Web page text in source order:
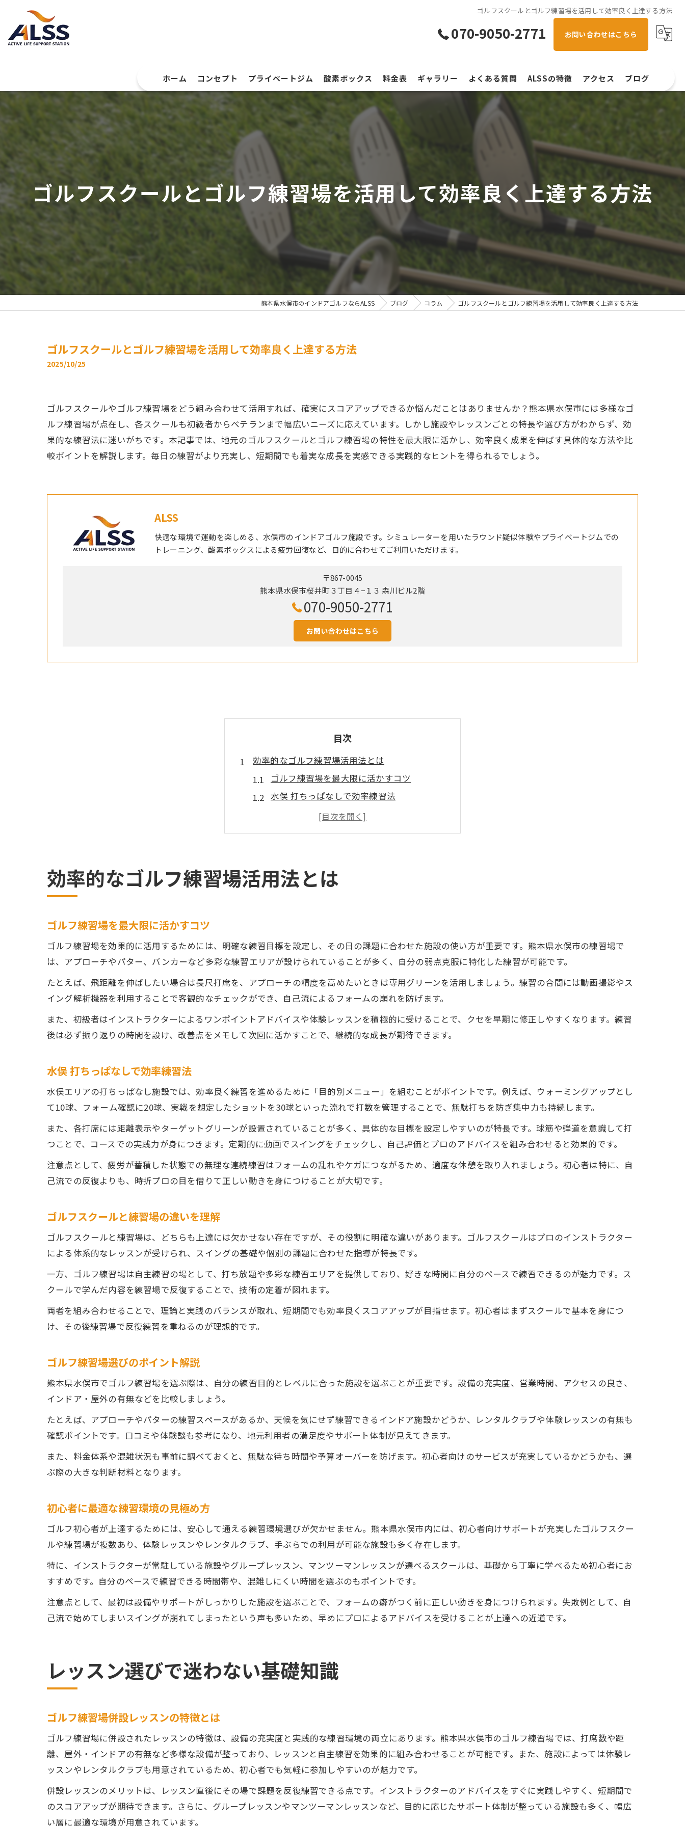
ゴルフスクールとゴルフ練習場を活用して効率良く上達する方法
070-9050-2771 お問い合わせはこちら
ホーム コンセプト プライベートジム 酸素ボックス 料金表 ギャラリー よくある質問 ALSSの特徴
スイング解析
手ぶら
アクセス ブログ
ゴルフスクールとゴルフ練習場を活用して効率良く上達する方法
熊本県水俣市のインドアゴルフならALSS ブログ コラム ゴルフスクールとゴルフ練習場を活用して効率良く上達する方法
ゴルフスクールとゴルフ練習場を活用して効率良く上達する方法
2025/10/25
ゴルフスクールやゴルフ練習場をどう組み合わせて活用すれば、確実にスコアアップできるか悩んだことはありませんか？熊本県水俣市には多様なゴ
ルフ練習場が点在し、各スクールも初級者からベテランまで幅広いニーズに応えています。しかし施設やレッスンごとの特長や選び方がわからず、効
果的な練習法に迷いがちです。本記事では、地元のゴルフスクールとゴルフ練習場の特性を最大限に活かし、効率良く成果を伸ばす具体的な方法や比
較ポイントを解説します。毎日の練習がより充実し、短期間でも着実な成長を実感できる実践的なヒントを得られるでしょう。
ALSS
快適な環境で運動を楽しめる、水俣市のインドアゴルフ施設です。シミュレーターを用いたラウンド疑似体験やプライベートジムでの
トレーニング、酸素ボックスによる疲労回復など、目的に合わせてご利用いただけます。
〒867-0045
熊本県水俣市桜井町３丁目４−１３ 森川ビル2階
070-9050-2771
お問い合わせはこちら
目次
効率的なゴルフ練習場活用法とは
ゴルフ練習場を最大限に活かすコツ
水俣 打ちっぱなしで効率練習法
ゴルフスクールと練習場の違いを理解
ゴルフ練習場選びのポイント解説
レッスン選びで迷わない基礎知識
ゴルフ練習場併設レッスンの特徴とは
実践的なゴルフ練習場の活用法を解説
屋外ゴルフ練習場のメリットと注意点
ゴルフ練習場の設備と利便性の違い
ゴルフ練習場で実践する上達ステップ
水俣 ゴルフレッスン活用術を紹介
定期的な練習が成果を生む理由とは
プロの指導で伸びる練習場活用法
初心者が押さえておきたい練習の極意
水俣 打ちっぱなし練習の流れ解説
ゴルフスクール利用時の注意点とは
正しいフォーム習得が上達の近道に
地元で手軽に始めるゴルフライフの魅力
ゴルフ練習場で始める趣味の第一歩
健康維持に役立つゴルフ練習場活用
効率的なゴルフ練習場活用法とは
ゴルフ練習場を最大限に活かすコツ
ゴルフ練習場を効果的に活用するためには、明確な練習目標を設定し、その日の課題に合わせた施設の使い方が重要です。熊本県水俣市の練習場で
は、アプローチやパター、バンカーなど多彩な練習エリアが設けられていることが多く、自分の弱点克服に特化した練習が可能です。
たとえば、飛距離を伸ばしたい場合は長尺打席を、アプローチの精度を高めたいときは専用グリーンを活用しましょう。練習の合間には動画撮影やス
イング解析機器を利用することで客観的なチェックができ、自己流によるフォームの崩れを防げます。
また、初級者はインストラクターによるワンポイントアドバイスや体験レッスンを積極的に受けることで、クセを早期に修正しやすくなります。練習
後は必ず振り返りの時間を設け、改善点をメモして次回に活かすことで、継続的な成長が期待できます。
水俣 打ちっぱなしで効率練習法
水俣エリアの打ちっぱなし施設では、効率良く練習を進めるために「目的別メニュー」を組むことがポイントです。例えば、ウォーミングアップとし
て10球、フォーム確認に20球、実戦を想定したショットを30球といった流れで打数を管理することで、無駄打ちを防ぎ集中力も持続します。
また、各打席には距離表示やターゲットグリーンが設置されていることが多く、具体的な目標を設定しやすいのが特長です。球筋や弾道を意識して打
つことで、コースでの実践力が身につきます。定期的に動画でスイングをチェックし、自己評価とプロのアドバイスを組み合わせると効果的です。
注意点として、疲労が蓄積した状態での無理な連続練習はフォームの乱れやケガにつながるため、適度な休憩を取り入れましょう。初心者は特に、自
己流での反復よりも、時折プロの目を借りて正しい動きを身につけることが大切です。
ゴルフスクールと練習場の違いを理解
ゴルフスクールと練習場は、どちらも上達には欠かせない存在ですが、その役割に明確な違いがあります。ゴルフスクールはプロのインストラクター
による体系的なレッスンが受けられ、スイングの基礎や個別の課題に合わせた指導が特長です。
一方、ゴルフ練習場は自主練習の場として、打ち放題や多彩な練習エリアを提供しており、好きな時間に自分のペースで練習できるのが魅力です。ス
クールで学んだ内容を練習場で反復することで、技術の定着が図れます。
両者を組み合わせることで、理論と実践のバランスが取れ、短期間でも効率良くスコアアップが目指せます。初心者はまずスクールで基本を身につ
け、その後練習場で反復練習を重ねるのが理想的です。
ゴルフ練習場選びのポイント解説
熊本県水俣市でゴルフ練習場を選ぶ際は、自分の練習目的とレベルに合った施設を選ぶことが重要です。設備の充実度、営業時間、アクセスの良さ、
インドア・屋外の有無などを比較しましょう。
たとえば、アプローチやパターの練習スペースがあるか、天候を気にせず練習できるインドア施設かどうか、レンタルクラブや体験レッスンの有無も
確認ポイントです。口コミや体験談も参考になり、地元利用者の満足度やサポート体制が見えてきます。
また、料金体系や混雑状況も事前に調べておくと、無駄な待ち時間や予算オーバーを防げます。初心者向けのサービスが充実しているかどうかも、選
ぶ際の大きな判断材料となります。
初心者に最適な練習環境の見極め方
ゴルフ初心者が上達するためには、安心して通える練習環境選びが欠かせません。熊本県水俣市内には、初心者向けサポートが充実したゴルフスクー
ルや練習場が複数あり、体験レッスンやレンタルクラブ、手ぶらでの利用が可能な施設も多く存在します。
特に、インストラクターが常駐している施設やグループレッスン、マンツーマンレッスンが選べるスクールは、基礎から丁寧に学べるため初心者にお
すすめです。自分のペースで練習できる時間帯や、混雑しにくい時間を選ぶのもポイントです。
注意点として、最初は設備やサポートがしっかりした施設を選ぶことで、フォームの癖がつく前に正しい動きを身につけられます。失敗例として、自
己流で始めてしまいスイングが崩れてしまったという声も多いため、早めにプロによるアドバイスを受けることが上達への近道です。
レッスン選びで迷わない基礎知識
ゴルフ練習場併設レッスンの特徴とは
ゴルフ練習場に併設されたレッスンの特徴は、設備の充実度と実践的な練習環境の両立にあります。熊本県水俣市のゴルフ練習場では、打席数や距
離、屋外・インドアの有無など多様な設備が整っており、レッスンと自主練習を効果的に組み合わせることが可能です。また、施設によっては体験レ
ッスンやレンタルクラブも用意されているため、初心者でも気軽に参加しやすいのが魅力です。
併設レッスンのメリットは、レッスン直後にその場で課題を反復練習できる点です。インストラクターのアドバイスをすぐに実践しやすく、短期間で
のスコアアップが期待できます。さらに、グループレッスンやマンツーマンレッスンなど、目的に応じたサポート体制が整っている施設も多く、幅広
い層に最適な環境が用意されています。
お気軽にお問い合わせください
お気軽にお問い合わせください